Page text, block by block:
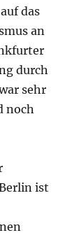
das
an
durch
sehr
noch
ist